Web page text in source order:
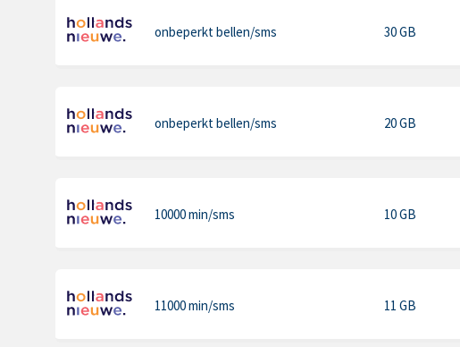
onbeperkt bellen/sms 30 GB
onbeperkt bellen/sms 20 GB
10000 min/sms 10 GB
11000 min/sms 11 GB